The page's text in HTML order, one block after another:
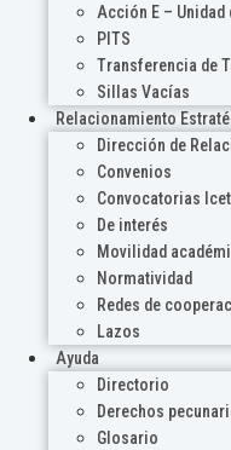
Acción E – Unidad
PITS
Transferencia de
Sillas Vacías
Relacionamiento
Dirección de
Convenios
Convocatorias
De interés
Movilidad
Normatividad
Redes de
Lazos
Ayuda
Directorio
Derechos
Glosario